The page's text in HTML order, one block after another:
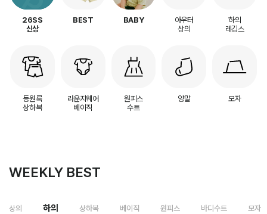
26SS
신상
BEST BABY
아우터
상의
하의
레깅스
등원룩
상하복
라운지웨어
베이직
원피스
수트
양말 모자
WEEKLY BEST
상의 하의 상하복 베이직 원피스 바디수트 모자